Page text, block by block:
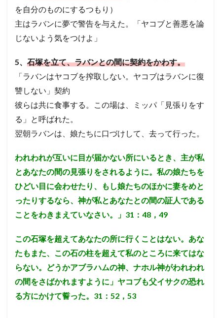
を自分のものにするつもり）
主はラバンに夢で警告を与えた。「ヤコブと善悪を論
じないよう気をつけよ」
5、 石塚を立て、ラバンとの間に契約をかわす。
「ラバンはヤコブを搾取しない。ヤコブはラバンに復
讐しない」契約
彼らは共に食事する。この場は、ミッパ「見張りをす
る」と呼ばれた。
翌朝ラバンは、娘たちに口づけして、去って行った。
われわれが互いに目が届かない所にいるとき、主が私
とあなたの間の見張りをされるように。私の娘たちを
ひどい目に会わせたり、もし娘たちのほかに妻をめと
ったりするなら、神が私とあなたとの間の証人である
ことをわきまえていなさい。」31：48，49
この石塚を超えてあなたの所に行くことはない。あな
たもまた、この石の柱を超えて私のところに来てはな
らない。どうかアブラハムの神、ナホル神がわれわれ
の間をさばかれますように」ヤコブも父イサクの恐れ
る方にかけて誓った。31：52，53